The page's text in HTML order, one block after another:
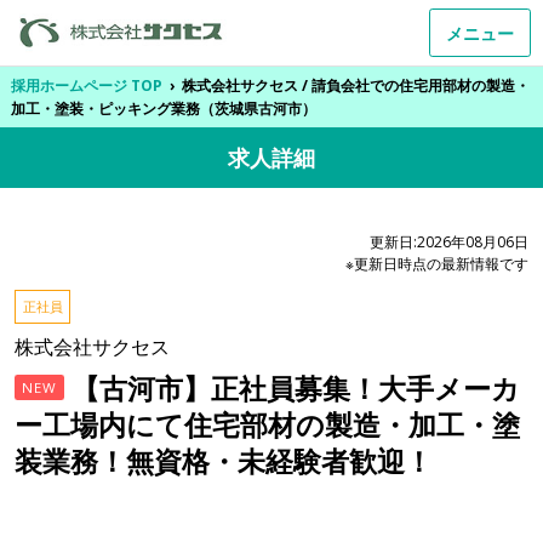
メニュー
採用ホームページ TOP › 株式会社サクセス / 請負会社での住宅用部材の製造・
加工・塗装・ピッキング業務（茨城県古河市）
求人詳細
更新日:2026年08月06日
※更新日時点の最新情報です
正社員
株式会社サクセス
NEW
【古河市】正社員募集！大手メーカ
ー工場内にて住宅部材の製造・加工・塗
装業務！無資格・未経験者歓迎！